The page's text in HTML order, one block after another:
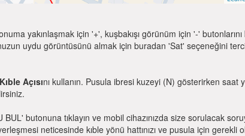
yakınlaşmak için '+', kuşbakışı görünüm için '-' butonlarını
uydu görüntüsünü almak için buradan 'Sat' seçeneğini
Açısını kullanın. Pusula ibresi kuzeyi (N) gösterirken saat
butonuna tıklayın ve mobil cihazınızda size sorulacak
neticesinde kıble yönü hattınızı ve pusula için gerekli